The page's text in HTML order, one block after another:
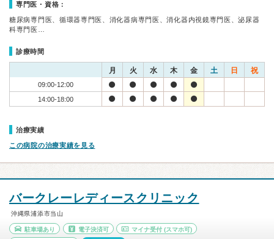
専門医・資格：
糖尿病専門医、循環器専門医、消化器病専門医、消化器内視鏡専門医、泌尿器
科専門医…
診療時間
月 火 水 木 金 土 日 祝
09:00-12:00
14:00-18:00
治療実績
この病院の治療実績を見る
バークレーレディースクリニック
沖縄県浦添市当山
駐車場あり 電子決済可 マイナ受付 (スマホ可)